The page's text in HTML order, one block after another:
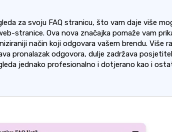
za svoju FAQ stranicu, što vam daje više
stranice. Ova nova značajka pomaže vam
način koji odgovara vašem brendu. Više
pronalazak odgovora, dulje zadržava
jednako profesionalno i dotjerano kao i